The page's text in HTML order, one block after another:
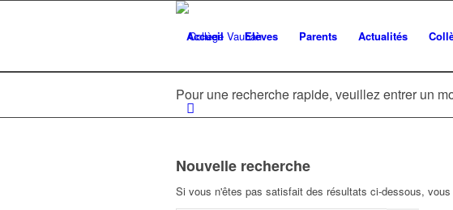
Accueil Elèves Parents Actualités
Pour une recherche rapide, veuillez entrer un
Nouvelle recherche
Si vous n'êtes pas satisfait des résultats ci-dessous,